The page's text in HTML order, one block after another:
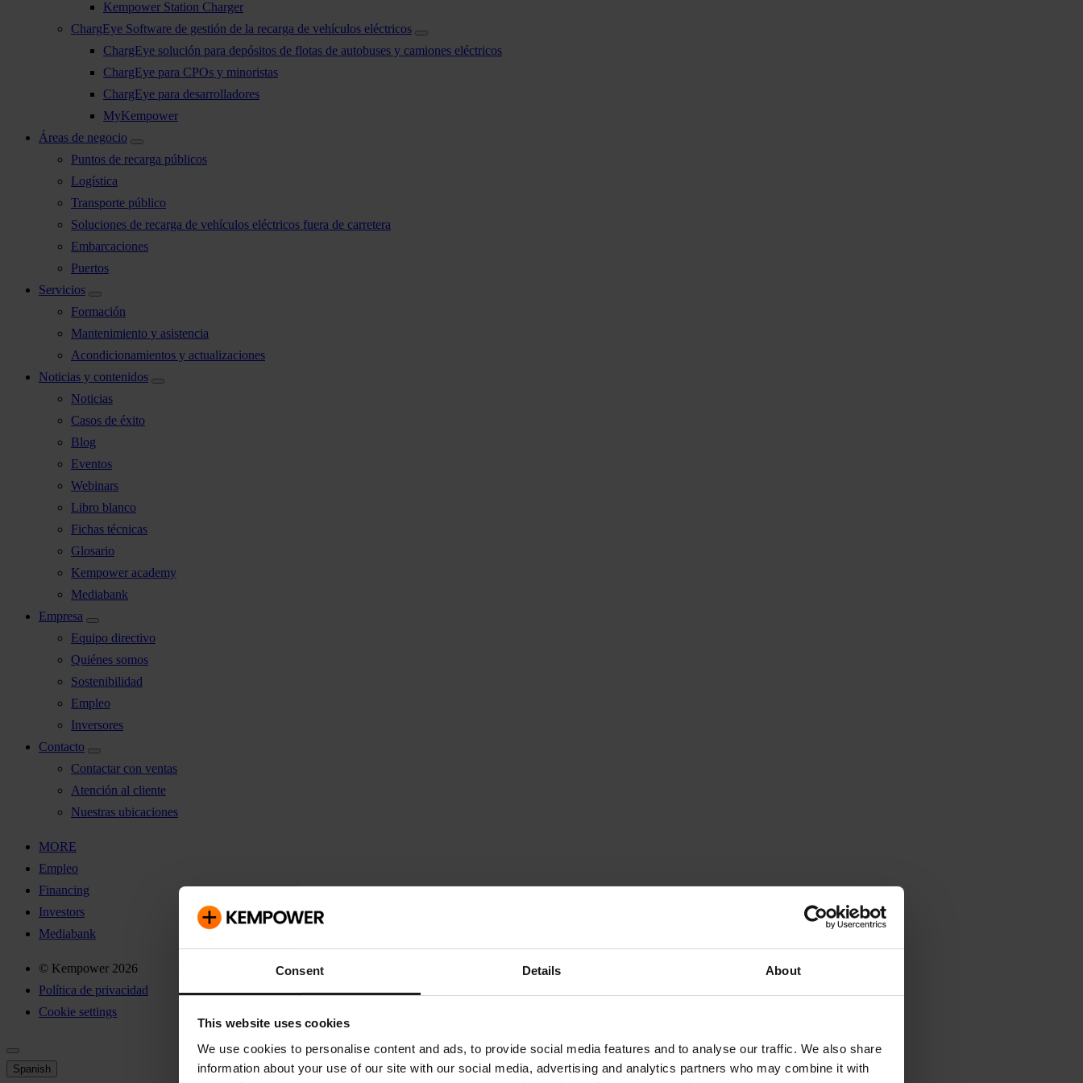
Consent Details About
This website uses cookies
We use cookies to personalise content and ads, to provide social media features and to analyse our traffic. We also share
information about your use of our site with our social media, advertising and analytics partners who may combine it with
Kempower Station Charger
ChargEye Software de gestión de la recarga de vehículos eléctricos
ChargEye solución para depósitos de flotas de autobuses y camiones eléctricos
ChargEye para CPOs y minoristas
ChargEye para desarrolladores
MyKempower
Áreas de negocio
Puntos de recarga públicos
Logística
Transporte público
Soluciones de recarga de vehículos eléctricos fuera de carretera
Embarcaciones
Puertos
Servicios
Formación
Mantenimiento y asistencia
Acondicionamientos y actualizaciones
Noticias y contenidos
Noticias
Casos de éxito
Blog
Eventos
Webinars
Libro blanco
Fichas técnicas
Glosario
Kempower academy
Mediabank
Empresa
Equipo directivo
Quiénes somos
Sostenibilidad
Empleo
Inversores
Contacto
Contactar con ventas
Atención al cliente
Nuestras ubicaciones
MORE
Empleo
Financing
Investors
Mediabank
© Kempower 2026
Política de privacidad
Cookie settings
Spanish